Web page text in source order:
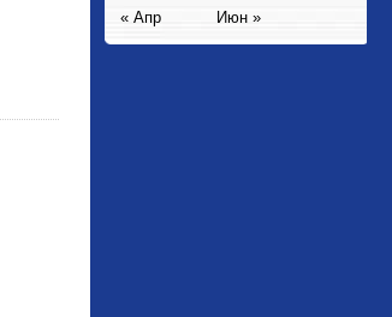
« Апр Июн »